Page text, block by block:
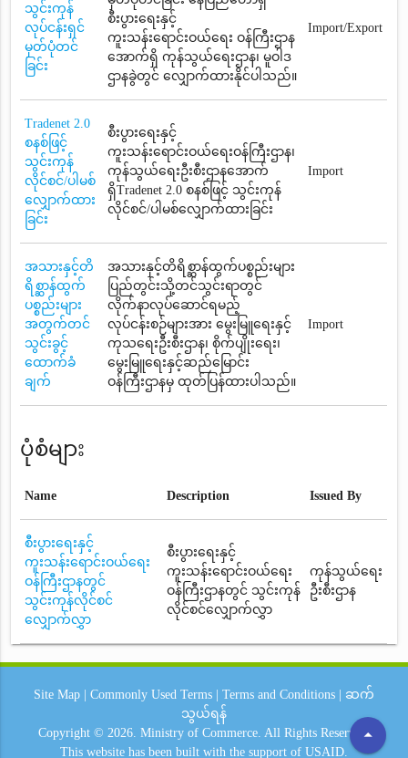
သွင်းကုန်
လုပ်ငန်းရှင်
မှတ်ပုံတင်
ခြင်း
စီးပွားရေးနှင့်
ကူးသန်းရောင်းဝယ်ရေး ဝန်ကြီးဌာန
အောက်ရှိ ကုန်သွယ်ရေးဌာန၊ မူဝါဒ
ဌာနခွဲတွင် လျှောက်ထားနိုင်ပါသည်။
Import/Export
Tradenet 2.0
စနစ်ဖြင့်
သွင်းကုန်
လိုင်စင်/ပါမစ်
လျှောက်ထား
ခြင်း
စီးပွားရေးနှင့်
ကူးသန်းရောင်းဝယ်ရေးဝန်ကြီးဌာန၊
ကုန်သွယ်ရေးဦးစီးဌာနအောက်
ရှိTradenet 2.0 စနစ်ဖြင့် သွင်းကုန်
လိုင်စင်/ပါမစ်လျှောက်ထားခြင်း
Import
အသားနှင့်တိ
ရိစ္ဆာန်ထွက်
ပစ္စည်းများ
အတွက်တင်
သွင်းခွင့်
ထောက်ခံ
ချက်
အသားနှင့်တိရိစ္ဆာန်ထွက်ပစ္စည်းများ
ပြည်တွင်းသို့တင်သွင်းရာတွင်
လိုက်နာလုပ်ဆောင်ရမည့်
လုပ်ငန်းစဉ်များအား မွေးမြူရေးနှင့်
ကုသရေးဦးစီးဌာန၊ စိုက်ပျိုးရေး၊
မွေးမြူရေးနှင့်ဆည်မြောင်း
ဝန်ကြီးဌာနမှ ထုတ်ပြန်ထားပါသည်။
Import
ပုံစံများ
Name Description Issued By
စီးပွားရေးနှင့်
ကူးသန်းရောင်းဝယ်ရေး
ဝန်ကြီးဌာနတွင်
သွင်းကုန်လိုင်စင်
လျှောက်လွှာ
စီးပွားရေးနှင့်
ကူးသန်းရောင်းဝယ်ရေး
ဝန်ကြီးဌာနတွင် သွင်းကုန်
လိုင်စင်လျှောက်လွှာ
ကုန်သွယ်ရေး
ဦးစီးဌာန
arrow_drop_up
Site Map Commonly Used Terms Terms and Conditions
ဆက်
သွယ်ရန်
Copyright © 2026. Ministry of Commerce. All Rights Reserved.
This website has been built with the support of USAID.